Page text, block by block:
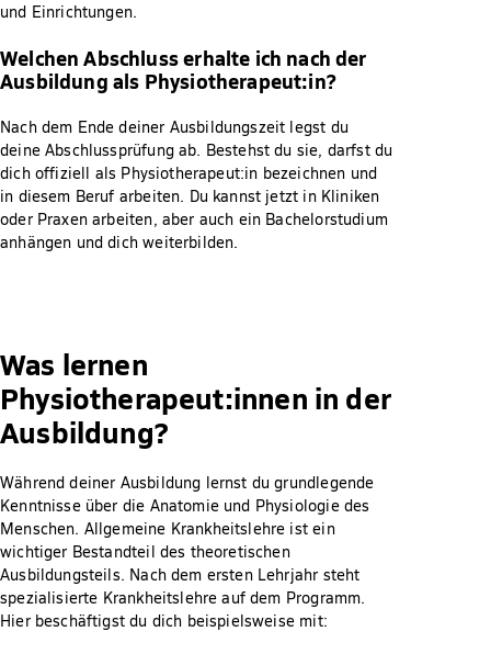
und Einrichtungen.
Welchen Abschluss erhalte ich nach der
Ausbildung als Physiotherapeut:in?
Nach dem Ende deiner Ausbildungszeit legst du
deine Abschlussprüfung ab. Bestehst du sie, darfst du
dich offiziell als Physiotherapeut:in bezeichnen und
in diesem Beruf arbeiten. Du kannst jetzt in Kliniken
oder Praxen arbeiten, aber auch ein Bachelorstudium
anhängen und dich weiterbilden.
Was lernen
Physiotherapeut:innen in der
Ausbildung?
Während deiner Ausbildung lernst du grundlegende
Kenntnisse über die Anatomie und Physiologie des
Menschen. Allgemeine Krankheitslehre ist ein
wichtiger Bestandteil des theoretischen
Ausbildungsteils. Nach dem ersten Lehrjahr steht
spezialisierte Krankheitslehre auf dem Programm.
Hier beschäftigst du dich beispielsweise mit: